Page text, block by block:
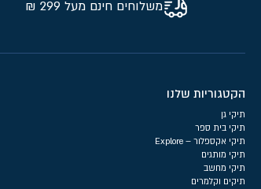
משלוחים חינם מעל 299 ₪
הקטגוריות שלנו
תיקי גן
תיקי בית ספר
תיקי אקספלור – Explore
תיקי מותגים
תיקי מחשב
תיקים וקלמרים